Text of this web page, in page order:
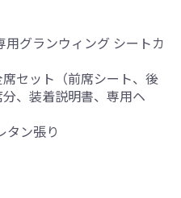
グランウィング シートカ
セット（前席シート、後
、装着説明書、専用ヘ
タン張り